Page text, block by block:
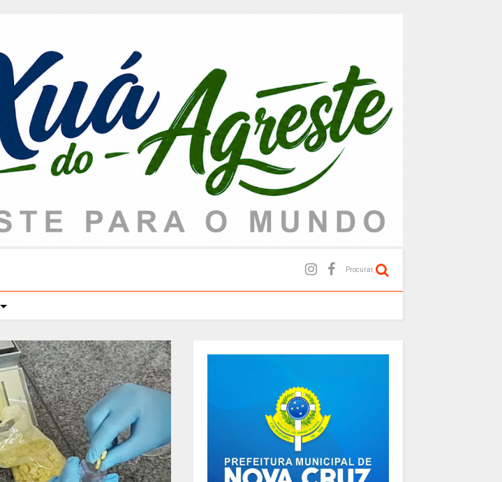
Procurar